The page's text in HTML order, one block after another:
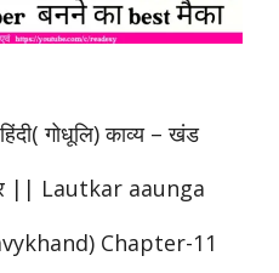
गोधूलि) काव्य – खंड
|| Lautkar aaunga
Chapter-11